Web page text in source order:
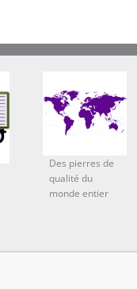
Des pierres de
qualité du
monde entier